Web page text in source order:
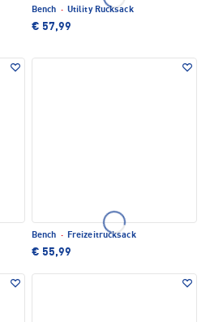
Bench · Utility Rucksack
€ 57,99
Bench · Freizeitrucksack
€ 55,99